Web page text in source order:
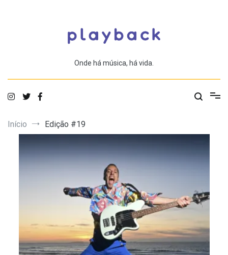
Onde há música, há vida.
Início Edição #19